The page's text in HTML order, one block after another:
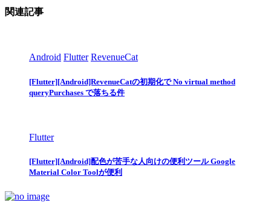
関連記事
Android Flutter RevenueCat
[Flutter][Android]RevenueCatの初期化で No virtual method
queryPurchases で落ちる件
Flutter
[Flutter][Android]配色が苦手な人向けの便利ツール Google
Material Color Toolが便利